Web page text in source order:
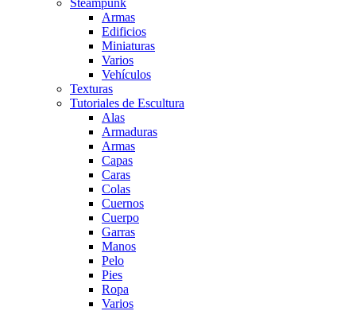
Armas
Edificios
Miniaturas
Varios
Vehí­culos
Texturas
Tutoriales de Escultura
Alas
Armaduras
Armas
Capas
Caras
Colas
Cuernos
Cuerpo
Garras
Manos
Pelo
Pies
Ropa
Varios